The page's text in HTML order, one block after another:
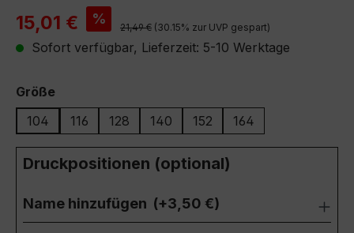
Verkaufspreis:
15,01 € % Regulärer Preis:
21,49 € (30.15% zur UVP gespart)
Sofort verfügbar, Lieferzeit: 5-10 Werktage
Größeauswählen
104
116 128 140 152 164
Druckpositionen (optional)
Name hinzufügen (+3,50 €)